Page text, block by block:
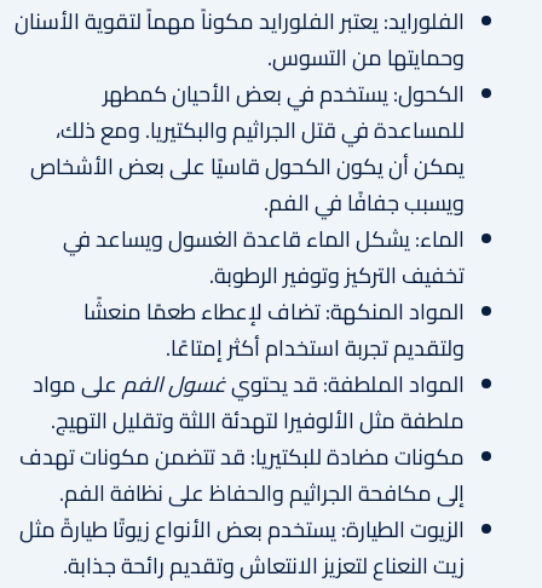
الفلورايد: يعتبر الفلورايد مكوناً مهماً لتقوية الأسنان
وحمايتها من التسوس.
الكحول: يستخدم في بعض الأحيان كمطهر
للمساعدة في قتل الجراثيم والبكتيريا. ومع ذلك،
يمكن أن يكون الكحول قاسيًا على بعض الأشخاص
ويسبب جفافًا في الفم.
الماء: يشكل الماء قاعدة الغسول ويساعد في
تخفيف التركيز وتوفير الرطوبة.
المواد المنكهة: تضاف لإعطاء طعمًا منعشًا
ولتقديم تجربة استخدام أكثر إمتاعًا.
المواد الملطفة: قد يحتويغسول الفمعلى مواد
ملطفة مثل الألوفيرا لتهدئة اللثة وتقليل التهيج.
مكونات مضادة للبكتيريا: قد تتضمن مكونات تهدف
إلى مكافحة الجراثيم والحفاظ على نظافة الفم.
الزيوت الطيارة: يستخدم بعض الأنواع زيوتًا طيارةً مثل
زيت النعناع لتعزيز الانتعاش وتقديم رائحة جذابة.